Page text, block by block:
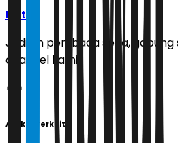
Ikuti
Jadilah pembaca setia, gabung
channel kami!
Artikel Terkait